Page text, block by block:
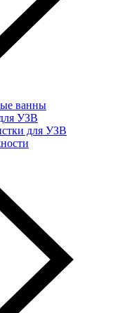
ванны
УЗВ
для УЗВ